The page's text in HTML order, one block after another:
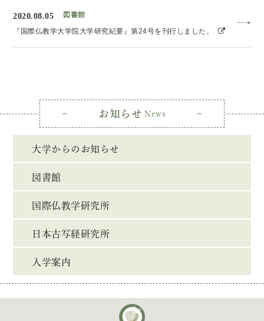
2020.08.05
図書館
『国際仏教学大学院大学研究紀要』第24号を刊行しました。
お知らせ News
大学からのお知らせ
図書館
国際仏教学研究所
日本古写経研究所
入学案内